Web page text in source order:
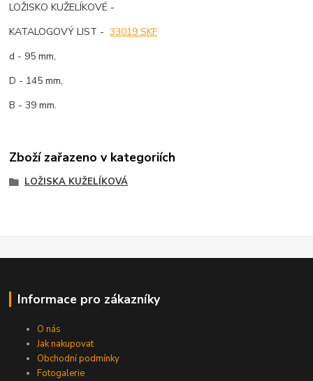
LOŽISKO KUŽELÍKOVÉ -
KATALOGOVÝ LIST -33019 SKF
d - 95 mm,
D - 145 mm,
B - 39 mm.
Zboží zařazeno v kategoriích
LOŽISKA KUŽELÍKOVÁ
Informace pro zákazníky
O nás
Jak nakupovat
Obchodní podmínky
Fotogalerie